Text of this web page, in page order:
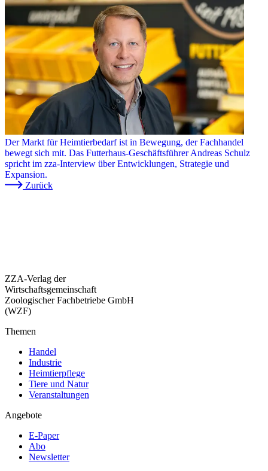
Der Markt für Heimtierbedarf ist in Bewegung, der Fachhandel
bewegt sich mit. Das Futterhaus-Geschäftsführer Andreas Schulz
spricht im zza-Interview über Entwicklungen, Strategie und
Expansion.
Zurück
ZZA-Verlag der
Wirtschaftsgemeinschaft
Zoologischer Fachbetriebe GmbH
(WZF)
Themen
Handel
Industrie
Heimtierpflege
Tiere und Natur
Veranstaltungen
Angebote
E-Paper
Abo
Newsletter